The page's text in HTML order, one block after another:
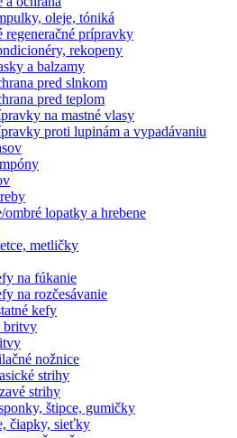
oleje, tóniká
regeneračné prípravky
rekopeny
a balzamy
pred slnkom
pred teplom
na mastné vlasy
proti lupinám a vypadávaniu
ombré lopatky a hrebene
metličky
na fúkanie
na rozčesávanie
kefy
britvy
nožnice
strihy
strihy
štipce, gumičky
čiapky, sieťky